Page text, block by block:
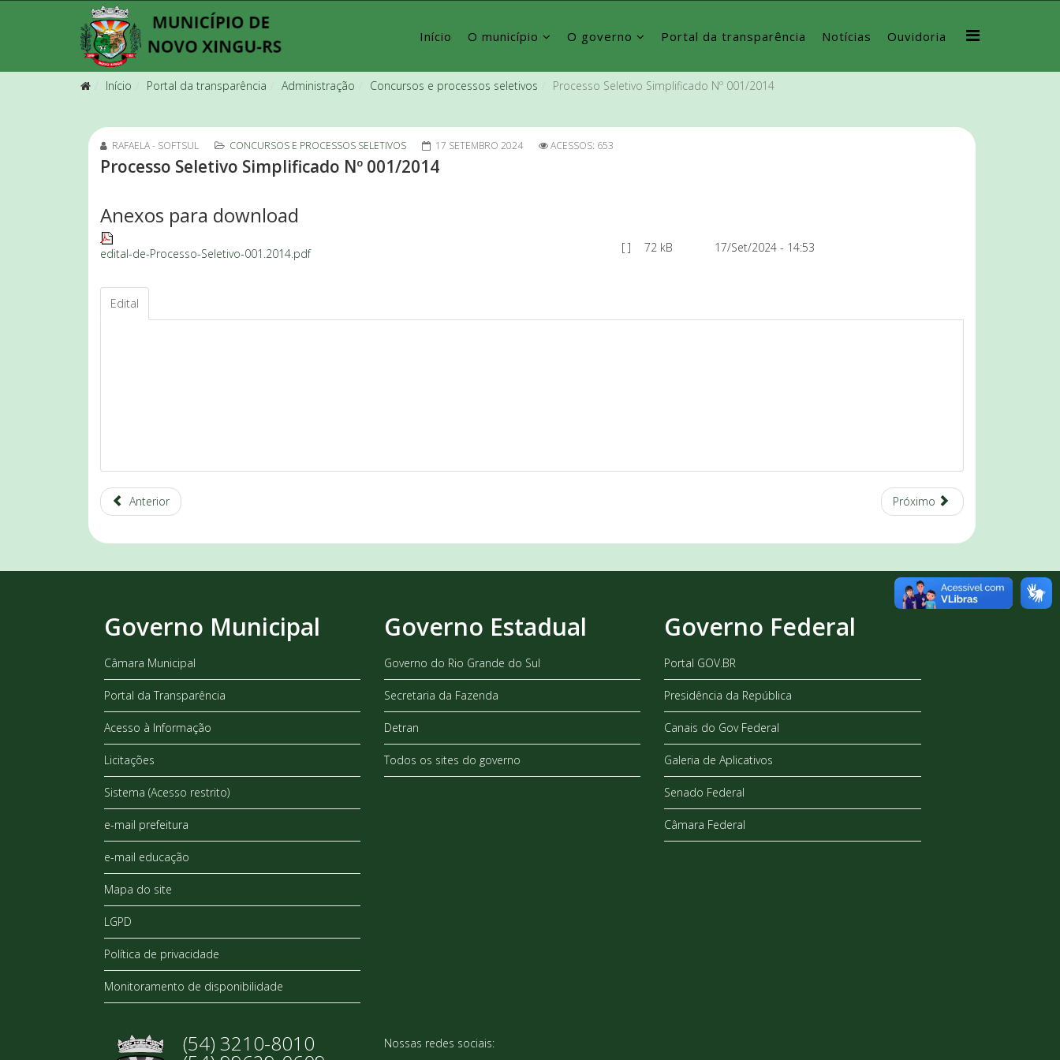
Início O município O governo Portal da transparência Notícias Ouvidoria
Início Portal da transparência Administração Concursos e processos seletivos Processo Seletivo Simplificado Nº 001/2014
RAFAELA - SOFTSUL CONCURSOS E PROCESSOS SELETIVOS 17 SETEMBRO 2024 ACESSOS: 653
Processo Seletivo Simplificado Nº 001/2014
Anexos para download
edital-de-Processo-Seletivo-001.2014.pdf [ ] 72 kB 17/Set/2024 - 14:53
Edital
Anterior Próximo
Governo Municipal
Câmara Municipal
Portal da Transparência
Acesso à Informação
Licitações
Sistema (Acesso restrito)
e-mail prefeitura
e-mail educação
Mapa do site
LGPD
Política de privacidade
Monitoramento de disponibilidade
Governo Estadual
Governo do Rio Grande do Sul
Secretaria da Fazenda
Detran
Todos os sites do governo
Governo Federal
Portal GOV.BR
Presidência da República
Canais do Gov Federal
Galeria de Aplicativos
Senado Federal
Câmara Federal
(54) 3210-8010 Nossas redes sociais: